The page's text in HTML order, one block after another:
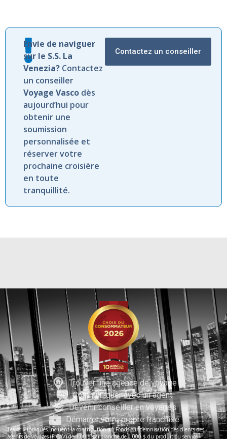
Envie de naviguer
sur le S.S. La
Venezia? Contactez
un conseiller
Voyage Vasco dès
aujourd’hui pour
obtenir une
soumission
personnalisée et
réserver votre
prochaine croisière
en toute
tranquillité.
Contactez un conseiller
Trouver une agence de voyage
Communiquer avec un agent
Devenir conseiller en voyages
Démarrer votre propre franchise
Les prix indiqués incluent la contribution au Fonds d’indemnisation des clients des
agents de voyages (FICAV) de 1,00 $ par tranche de 1 000 $ du produit ou service